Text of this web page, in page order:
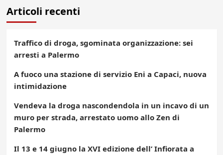
Articoli recenti
Traffico di droga, sgominata organizzazione: sei
arresti a Palermo
A fuoco una stazione di servizio Eni a Capaci, nuova
intimidazione
Vendeva la droga nascondendola in un incavo di un
muro per strada, arrestato uomo allo Zen di
Palermo
Il 13 e 14 giugno la XVI edizione dell’ Infiorata a